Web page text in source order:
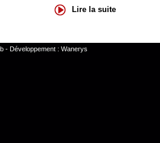
Lire la suite
- Développement : Wanerys